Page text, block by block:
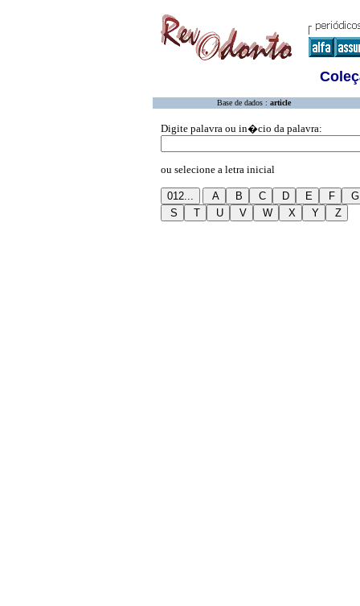
Base de dados : article
Digite palavra ou in�cio da palavra:
ou selecione a letra inicial